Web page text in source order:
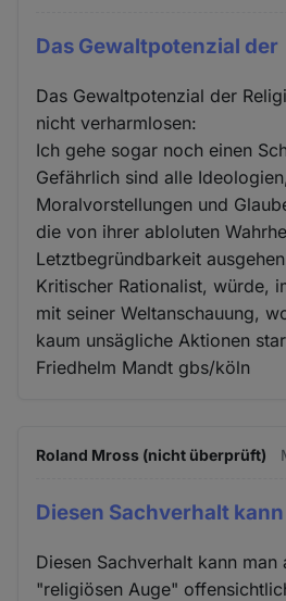
Das Gewaltpotenzial der
Das Gewaltpotenzial der
nicht verharmlosen:
Ich gehe sogar noch einen
Gefährlich sind alle
Moralvorstellungen und
die von ihrer abloluten
Letztbegründbarkeit
Kritischer Rationalist, würde,
mit seiner Weltanschauung,
kaum unsägliche Aktionen
Friedhelm Mandt gbs/köln
Roland Mross (nicht überprüft)
Diesen Sachverhalt
Diesen Sachverhalt kann
"religiösen Auge"